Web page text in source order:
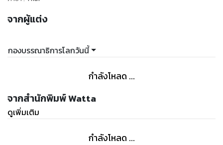
จากผู้แต่ง
กองบรรณาธิการโลกวันนี้
กำลังโหลด ...
จากสำนักพิมพ์ Watta
ดูเพิ่มเติม
กำลังโหลด ...